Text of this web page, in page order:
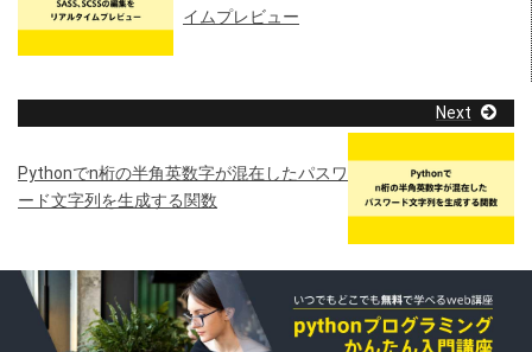
イムプレビュー
Next
Pythonでn桁の半角英数字が混在したパスワ
ード文字列を生成する関数